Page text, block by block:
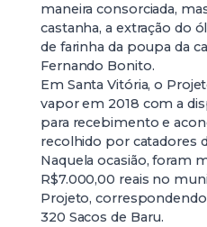
maneira consorciada,
castanha, a extração do
de farinha da poupa da
Fernando Bonito.
Em Santa Vitória, o
vapor em 2018 com a
para recebimento e
recolhido por catadores
Naquela ocasião, foram
R$7.000,00 reais no
Projeto,
320 Sacos de Baru.